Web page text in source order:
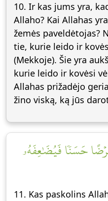
10. Ir kas jums yra,
Allaho? Kai Allahas
žemės paveldėtojas?
tie, kurie leido ir
(Mekkoje). Šie yra
kurie leido ir kovėsi
Allahas prižadėjo
žino viską, ką jūs
حَسَنٗا فَيُضَٰعِفَهُۥ
11. Kas paskolins